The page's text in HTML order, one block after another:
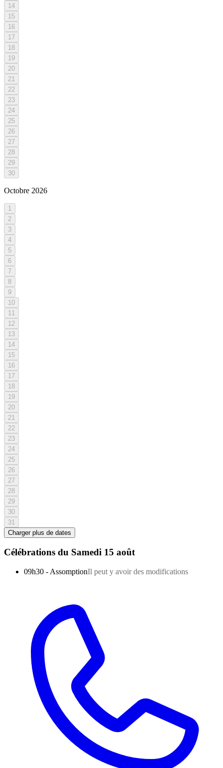
14
15
16
17
18
19
20
21
22
23
24
25
26
27
28
29
30
Octobre 2026
1
2
3
4
5
6
7
8
9
10
11
12
13
14
15
16
17
18
19
20
21
22
23
24
25
26
27
28
29
30
31
Charger plus de dates
Célébrations du Samedi 15 août
09h30 - AssomptionIl peut y avoir des modifications